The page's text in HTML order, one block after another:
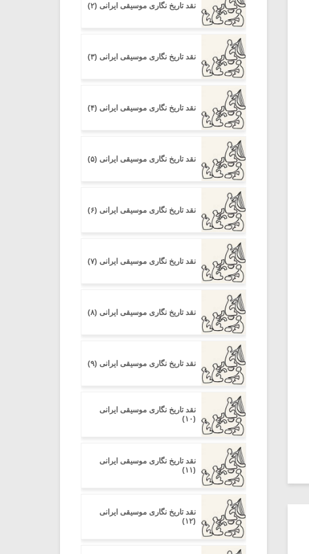
نقد تاریخ نگاری موسیقی ایرانی (۲)
نقد تاریخ نگاری موسیقی ایرانی (۳)
نقد تاریخ نگاری موسیقی ایرانی (۴)
نقد تاریخ نگاری موسیقی ایرانی (۵)
نقد تاریخ نگاری موسیقی ایرانی (۶)
نقد تاریخ نگاری موسیقی ایرانی (۷)
نقد تاریخ نگاری موسیقی ایرانی (۸)
نقد تاریخ نگاری موسیقی ایرانی (۹)
نقد تاریخ نگاری موسیقی ایرانی
(۱۰)
نقد تاریخ نگاری موسیقی ایرانی
(۱۱)
نقد تاریخ نگاری موسیقی ایرانی
(۱۲)